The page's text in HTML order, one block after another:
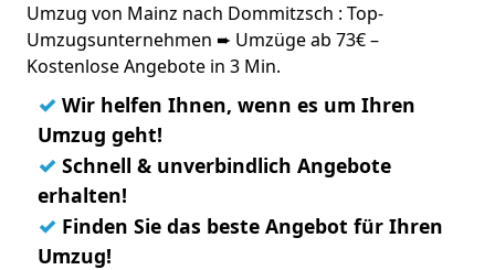
Umzug von Mainz nach Dommitzsch : Top-
Umzugsunternehmen ➨ Umzüge ab 73€ –
Kostenlose Angebote in 3 Min.
✓ Wir helfen Ihnen, wenn es um Ihren
Umzug geht!
✓ Schnell & unverbindlich Angebote
erhalten!
✓ Finden Sie das beste Angebot für Ihren
Umzug!